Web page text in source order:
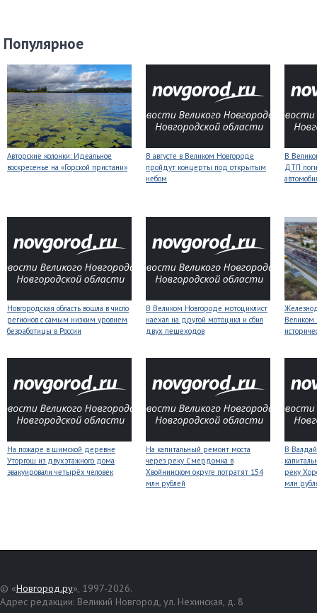
Популярное
Авторские колонки: Идеальное
воскресенье на «Горской пристани»
В августе в Великом Новгороде
пройдут концерты под открытым
небом
В
ДТП
Новгородская область вошла в число
регионов с самым низким уровнем
безработицы в России
В Великом Новгороде мотоциклист
наехал на другой мотоцикл и сбил
двух пешеходов
Великом
На пожаре в шимской деревне
Уторгош из двухэтажного дома
эвакуировали четырёх человек
На капитальный ремонт моста
через реку Смердомка в
Хвойнинском округе потратят 154
млн рублей
В
реку
млн
© «Новгород.ру», 1997-2026.
Адрес редакции: Великий Новгород, ул. Нехинская, д. 8